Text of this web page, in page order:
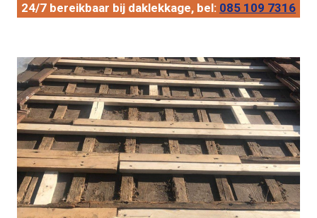
24/7 bereikbaar bij daklekkage, bel: 085 109 7316